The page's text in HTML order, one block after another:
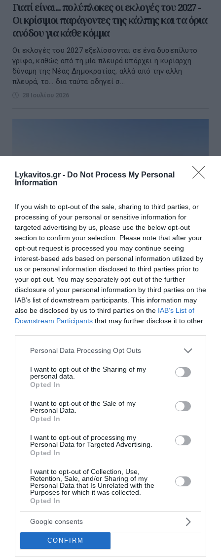
Lykavitos.gr - Do Not Process My Personal
Information
If you wish to opt-out of the sale, sharing to third parties, or
processing of your personal or sensitive information for
targeted advertising by us, please use the below opt-out
section to confirm your selection. Please note that after your
opt-out request is processed you may continue seeing
interest-based ads based on personal information utilized by
us or personal information disclosed to third parties prior to
your opt-out. You may separately opt-out of the further
disclosure of your personal information by third parties on the
IAB’s list of downstream participants. This information may
also be disclosed by us to third parties on the IAB’s List of
Downstream Participants that may further disclose it to other
Please note that this website/app uses one or more Google
not limited to your visit or usage behaviour. You may click to
grant or deny consent to Google and its third-party tags to
use your data for below specified purposes in below Google
consent section.
Personal Data Processing Opt Outs
I want to opt-out of the Sharing of my
personal data.
Opted In
I want to opt-out of the Sale of my
Personal Data.
Opted In
I want to opt-out of processing my
Personal Data for Targeted Advertising.
Opted In
I want to opt-out of Collection, Use,
Retention, Sale, and/or Sharing of my
Personal Data that Is Unrelated with the
Purposes for which it was collected.
Opted In
Google consents
CONFIRM
Γιατί είναι... πολύπλοκες οι εκλογές του 2027 -
Οι κρίσιμοι παράγοντες της κάλπης και τα όρια
ανόδου για κάθε κόμμα
Οι εκλογές του 2027 εξελίσσονται σε ένα δυσεπίλυτο
γρίφο, καθώς από τη μία πλευρά υπάρχει η κυρίαρχη
δύναμη της Νέας Δημοκρατίας, αλλά από την άλλη
πλευρά, το... δια ταύτα οδηγεί σ...
28 Ιουλίου 2026
Γιατί τα «ήρεμα νερά» με την Τουρκία
αποτελούν το ισχυρότερο γεωπολιτικό όπλο
της Ελλάδας
Πώς η Ελλάδα ενισχύει τη γεωπολιτική της θέση,
προσελκύει επενδύσεις, αναβαθμίζει την αποτρεπτική
της ισχύ και αξιοποιεί την οικονομική διπλωματία για να
διαβάστε επίσης
περισσότερες ειδήσεις από το lykavitos.gr